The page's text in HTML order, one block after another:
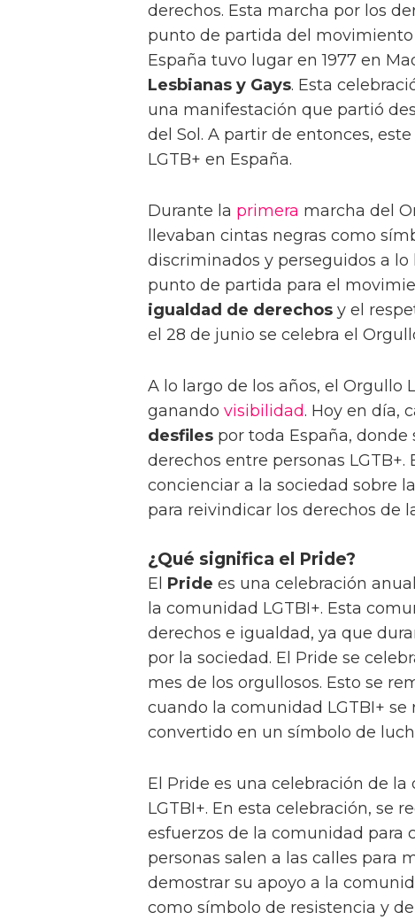
derechos. Esta marcha por los
punto de partida del
España tuvo lugar en 1977 en
Lesbianas y Gays. Esta
una manifestación que partió
del Sol. A partir de entonces,
LGTB+ en España.
Durante la primera marcha del
llevaban cintas negras como
discriminados y perseguidos a lo
punto de partida para el
igualdad de derechos y el
el 28 de junio se celebra el
A lo largo de los años, el Orgullo
ganando visibilidad. Hoy en día,
desfiles por toda España,
derechos entre personas
concienciar a la sociedad sobre
para reivindicar los derechos de
¿Qué significa el Pride?
El Pride es una celebración
la comunidad LGTBI+. Esta
derechos e igualdad, ya que
por la sociedad. El Pride se
mes de los orgullosos. Esto se
cuando la comunidad LGTBI+
convertido en un símbolo de
El Pride es una celebración de
LGTBI+. En esta celebración, se
esfuerzos de la comunidad para
personas salen a las calles para
demostrar su apoyo a la
como símbolo de resistencia y